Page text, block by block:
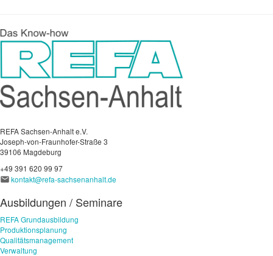
REFA Sachsen-Anhalt e.V.
Joseph-von-Fraunhofer-Straße 3
39106 Magdeburg
+49 391 620 99 97
kontakt@refa-sachsenanhalt.de
Ausbildungen / Seminare
REFA Grundausbildung
Produktionsplanung
Qualitätsmanagement
Verwaltung